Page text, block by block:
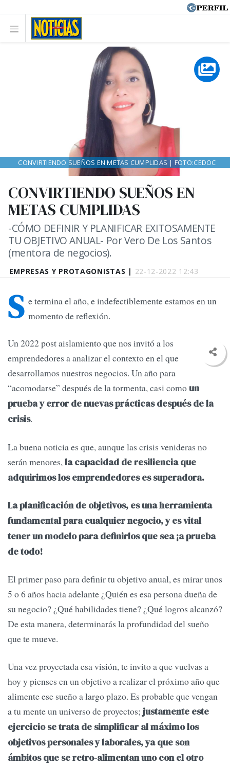
EMPRESAS Y PROTAGONISTAS | 22-12-2022 12:43
CONVIRTIENDO SUEÑOS EN
METAS CUMPLIDAS
-CÓMO DEFINIR Y PLANIFICAR EXITOSAMENTE
TU OBJETIVO ANUAL- Por Vero De Los Santos
(mentora de negocios).
CONVIRTIENDO SUEÑOS EN METAS CUMPLIDAS | FOTO:CEDOC
S e termina el año, e indefectiblemente estamos en un
momento de reflexión.
Un 2022 post aislamiento que nos invitó a los
emprendedores a analizar el contexto en el que
desarrollamos nuestros negocios. Un año para
“acomodarse” después de la tormenta, casi comoun
prueba y error de nuevas prácticas después de la
crisis.
La buena noticia es que, aunque las crisis venideras no
serán menores,la capacidad de resiliencia que
adquirimos los emprendedores es superadora.
La planificación de objetivos, es una herramienta
fundamental para cualquier negocio, y es vital
tener un modelo para definirlos que sea ¡a prueba
de todo!
El primer paso para definir tu objetivo anual, es mirar unos
5 o 6 años hacia adelante ¿Quién es esa persona dueña de
su negocio? ¿Qué habilidades tiene? ¿Qué logros alcanzó?
De esta manera, determinarás la profundidad del sueño
que te mueve.
Una vez proyectada esa visión, te invito a que vuelvas a
hoy y pienses en un objetivo a realizar el próximo año que
alimente ese sueño a largo plazo. Es probable que vengan
a tu mente un universo de proyectos; justamente este
ejercicio se trata de simplificar al máximo los
objetivos personales y laborales, ya que son
ámbitos que se retro-alimentan uno con el otro